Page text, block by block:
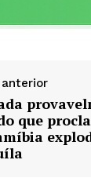
que